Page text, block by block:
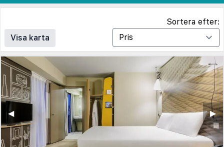
Visa karta
Sortera efter:
▶︎
◀︎